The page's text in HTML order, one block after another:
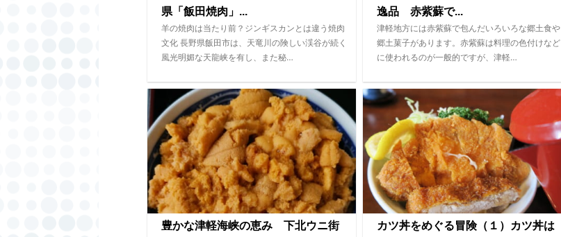
県「飯田焼肉」...
羊の焼肉は当たり前？ジンギスカンとは違う焼肉
文化 長野県飯田市は、天竜川の険しい渓谷が続く
風光明媚な天龍峡を有し、また秘…
逸品 赤紫蘇で...
津軽地方には赤紫蘇で包んだいろいろな郷土食や
郷土菓子があります。赤紫蘇は料理の色付けなど
に使われるのが一般的ですが、津軽…
豊かな津軽海峡の恵み 下北ウニ街
カツ丼をめぐる冒険（１）カツ丼は